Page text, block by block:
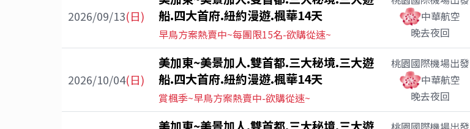
2026/09/13(日)
船.四大首府.紐約漫遊.楓華14天
早鳥方案熱賣中~每團限15名-欲購從速~
中華航空
晚去夜回
2026/10/04(日)
美加東~美景加人.雙首都.三大秘境.三大遊
船.四大首府.紐約漫遊.楓華14天
賞楓季~早鳥方案熱賣中-欲購從速~
桃園國際機場出發
中華航空
晚去夜回